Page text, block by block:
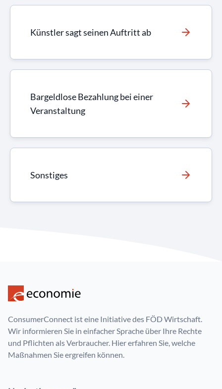
Künstler sagt seinen Auftritt ab
Bargeldlose Bezahlung bei einer
Veranstaltung
Sonstiges
ConsumerConnect ist eine Initiative des FÖD Wirtschaft.
Wir informieren Sie in einfacher Sprache über Ihre Rechte
und Pflichten als Verbraucher. Hier erfahren Sie, welche
Maßnahmen Sie ergreifen können.